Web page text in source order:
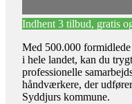
Indhent 3 tilbud, gratis
Med 500.000
i hele landet, kan du
professionelle
håndværkere, der
Syddjurs kommune.